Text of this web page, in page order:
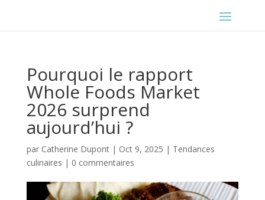
Pourquoi le rapport
Whole Foods Market
2026 surprend
aujourd’hui ?
par Catherine Dupont| Oct 9, 2025 | Tendances
culinaires | 0 commentaires